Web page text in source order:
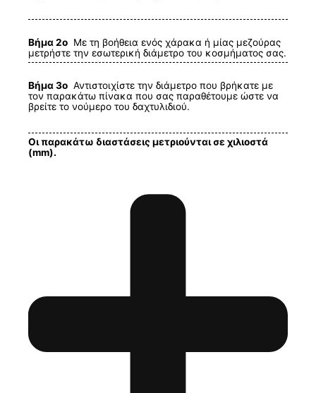
Βήμα 2ο Με τη βοήθεια ενός χάρακα ή μίας μεζούρας
μετρήστε την εσωτερική διάμετρο του κοσμήματος σας.
Βήμα 3ο Αντιστοιχίστε την διάμετρο που βρήκατε με
τον παρακάτω πίνακα που σας παραθέτουμε ώστε να
βρείτε το νούμερο του δαχτυλιδιού.
Οι παρακάτω διαστάσεις μετριούνται σε χιλιοστά
(mm).